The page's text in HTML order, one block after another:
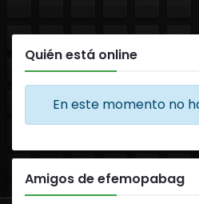
Quién está online
En este momento no
Amigos de efemopabag